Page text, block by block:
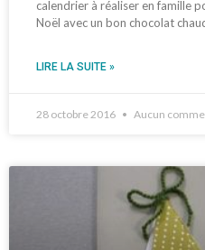
calendrier à réaliser en famille
Noël avec un bon chocolat
LIRE LA SUITE »
28 octobre 2016 Aucun